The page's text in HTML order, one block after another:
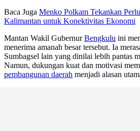
Baca Juga Menko Polkam Tekankan
Kalimantan untuk Konektivitas Ekonomi
Mantan Wakil GubernurBengkulu ini
menerima amanah besar tersebut. Ia
Sumbagsel lain yang dinilai lebih pantas
Namun, dukungan kuat dan motivasi
pembangunan daerah menjadi alasan